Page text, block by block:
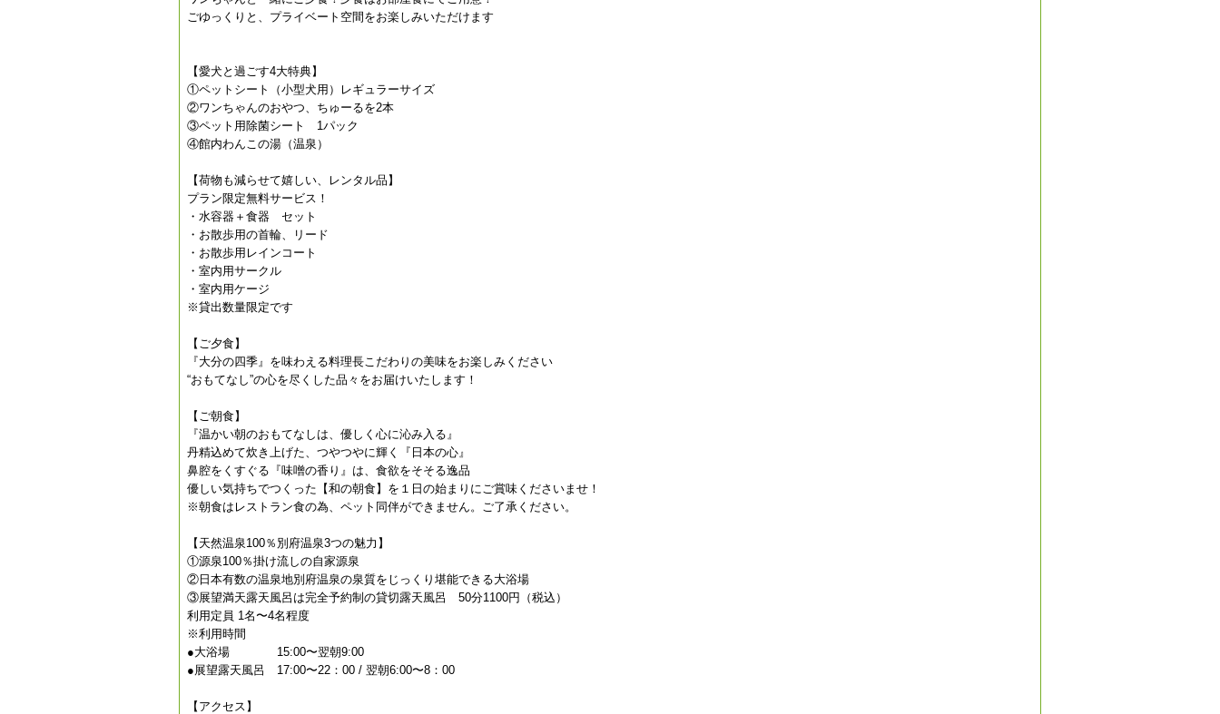
ごゆっくりと、プライベート空間をお楽しみいただけます
【愛犬と過ごす4大特典】
①ペットシート（小型犬用）レギュラーサイズ
②ワンちゃんのおやつ、ちゅーるを2本
③ペット用除菌シート 1パック
④館内わんこの湯（温泉）
【荷物も減らせて嬉しい、レンタル品】
プラン限定無料サービス！
・水容器＋食器 セット
・お散歩用の首輪、リード
・お散歩用レインコート
・室内用サークル
・室内用ケージ
※貸出数量限定です
【ご夕食】
『大分の四季』を味わえる料理長こだわりの美味をお楽しみください
“おもてなし”の心を尽くした品々をお届けいたします！
【ご朝食】
『温かい朝のおもてなしは、優しく心に沁み入る』
丹精込めて炊き上げた、つやつやに輝く『日本の心』
鼻腔をくすぐる『味噌の香り』は、食欲をそそる逸品
優しい気持ちでつくった【和の朝食】を１日の始まりにご賞味くださいませ！
※朝食はレストラン食の為、ペット同伴ができません。ご了承ください。
【天然温泉100％別府温泉3つの魅力】
①源泉100％掛け流しの自家源泉
②日本有数の温泉地別府温泉の泉質をじっくり堪能できる大浴場
③展望満天露天風呂は完全予約制の貸切露天風呂 50分1100円（税込）
利用定員 1名〜4名程度
※利用時間
●大浴場 15:00〜翌朝9:00
●展望露天風呂 17:00〜22：00 / 翌朝6:00〜8：00
【アクセス】